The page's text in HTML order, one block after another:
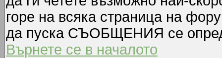
горе на всяка страница на
да пуска СЪОБЩЕНИЯ се
Върнете се в началото